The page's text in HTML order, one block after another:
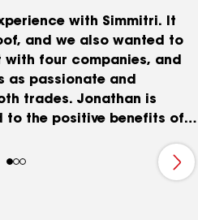
with Simmitri. It
and we also wanted to
with four companies, and
as passionate and
trades. Jonathan is
to the positive benefits of
scheduling, and
great. We now have a
and no more